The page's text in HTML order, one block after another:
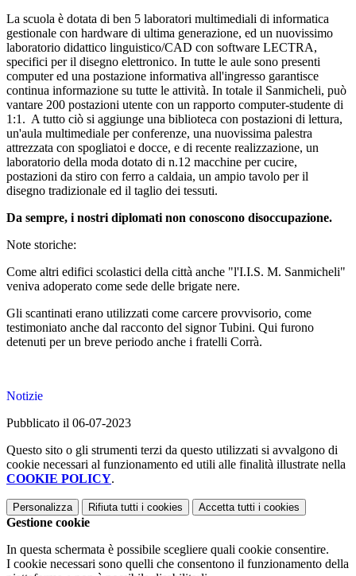
La scuola è dotata di ben 5 laboratori multimediali di informatica
gestionale con hardware di ultima generazione, ed un nuovissimo
laboratorio didattico linguistico/CAD con software LECTRA,
specifici per il disegno elettronico. In tutte le aule sono presenti
computer ed una postazione informativa all'ingresso garantisce
continua informazione su tutte le attività. In totale il Sanmicheli, può
vantare 200 postazioni utente con un rapporto computer-studente di
1:1. A tutto ciò si aggiunge una biblioteca con postazioni di lettura,
un'aula multimediale per conferenze, una nuovissima palestra
attrezzata con spogliatoi e docce, e di recente realizzazione, un
laboratorio della moda dotato di n.12 macchine per cucire,
postazioni da stiro con ferro a caldaia, un ampio tavolo per il
disegno tradizionale ed il taglio dei tessuti.
Da sempre, i nostri diplomati non conoscono disoccupazione.
Note storiche:
Come altri edifici scolastici della città anche "l'I.I.S. M. Sanmicheli"
veniva adoperato come sede delle brigate nere.
Gli scantinati erano utilizzati come carcere provvisorio, come
testimoniato anche dal racconto del signor Tubini. Qui furono
detenuti per un breve periodo anche i fratelli Corrà.
Notizie
Pubblicato il 06-07-2023
Questo sito o gli strumenti terzi da questo utilizzati si avvalgono di
cookie necessari al funzionamento ed utili alle finalità illustrate nella
COOKIE POLICY.
Personalizza Rifiuta tutti i cookies Accetta tutti i cookies
Gestione cookie
In questa schermata è possibile scegliere quali cookie consentire.
I cookie necessari sono quelli che consentono il funzionamento della